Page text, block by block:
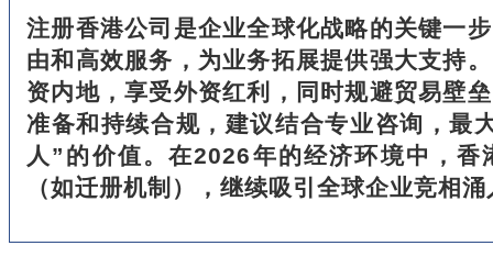
注册香港公司是企业全球化战略的关键一
由和高效服务，为业务拓展提供强大支持
资内地，享受外资红利，同时规避贸易壁
准备和持续合规，建议结合专业咨询，最
人”的价值。在2026年的经济环境中，香
（如迁册机制），继续吸引全球企业竞相涌